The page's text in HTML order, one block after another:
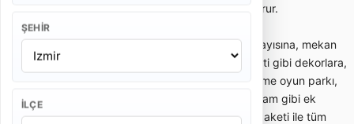
ŞEHIR
İLÇE
alacağı güvenli bir eğlence ortamı oluşturur.
Sünnet organizasyonu fiyatları; davetli sayısına, mekan
tipine, sünnet tahtı veya padişah konsepti gibi dekorlara,
animasyon ekibine, palyaço, maskot, şişme oyun parkı,
mehter, bando, DJ, fotoğraf-video ve ikram gibi ek
hizmetlere göre değişir. Temel süsleme paketi ile tüm